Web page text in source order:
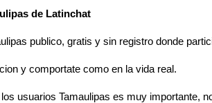
de Latinchat
publico, gratis y sin registro donde
y comportate como en la vida real.
usuarios Tamaulipas es muy importante,